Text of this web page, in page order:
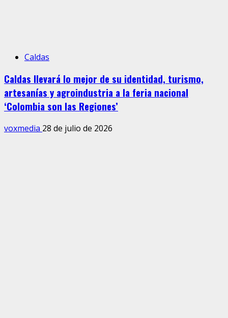
Caldas
Caldas llevará lo mejor de su identidad, turismo,
artesanías y agroindustria a la feria nacional
‘Colombia son las Regiones’
voxmedia 28 de julio de 2026